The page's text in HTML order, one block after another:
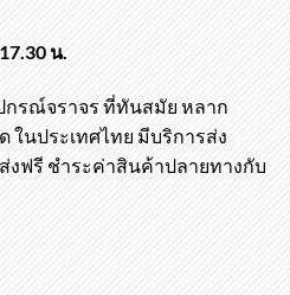
น.
กรณ์จราจร ที่ทันสมัย หลาก
ในประเทศไทย มีบริการส่ง
งฟรี ชำระค่าสินค้าปลายทางกับ